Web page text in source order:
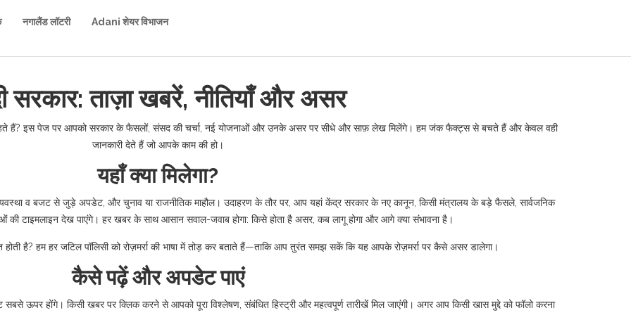
नगालैंड लॉटरी Adani शेयर विभाजन
सरकार: ताज़ा खबरें, नीतियाँ और असर
हैं? इस पेज पर आपको सरकार के फैसलों, संसद की चर्चा, नई योजनाओं और उनके असर पर सीधे और साफ़ लेख मिलेंगे। हम जंक फैक्ट्स से बचते हैं और केवल वही
जानकारी देते हैं जो आपके काम की हो।
यहाँ क्या मिलेगा?
व बजट से जुड़े अपडेट, और चुनाव या राजनीतिक माहौल। उदाहरण के तौर पर, आप यहां केंद्र सरकार के नए कानून, किसी मंत्रालय के बड़े फैसले, सार्वजनिक
टाइमलाइन देख पाएंगे। हर खबर के साथ आसान सवाल-जवाब होगा: किसे होता है असर, कब लागू होगा और आगे क्या संभावना है।
है? हम हर जटिल पॉलिसी को रोज़मर्रा की भाषा में तोड़ कर बताते हैं—ताकि आप तुरंत समझ सकें कि यह आपके रोज़मर्रा पर कैसे असर डालेगा।
कैसे पढ़ें और अपडेट पाएं
ऊपर होंगे। किसी खबर पर क्लिक करने से आपको पूरा विश्लेषण, संबंधित हिस्ट्री और महत्वपूर्ण तारीखें मिल जाएंगी। अगर आप किसी खास मुद्दे को फॉलो करना